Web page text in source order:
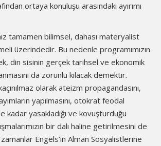
ortaya konuluşu arasındaki ayırımı
tamamen bilimsel, dahası materyalist
üzerindedir. Bu nedenle programımızın
din sisinin gerçek tarihsel ve ekonomik
da zorunlu kılacak demektir.
olarak ateizm propagandasını,
yapılmasını, otokrat feodal
kadar yasakladığı ve kovuşturduğu
bir dalı haline getirilmesini de
Engels’in Alman Sosyalistlerine